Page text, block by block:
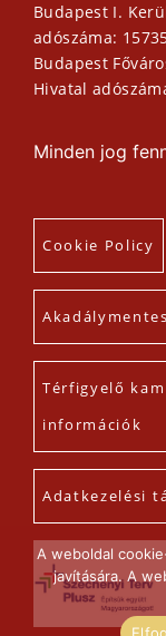
Budapest I.
adószáma:
Budapest
Hivatal
Minden jog
Cookie Policy
Térfigyelő
információk
Adatkezelési
A weboldal
javítására. A